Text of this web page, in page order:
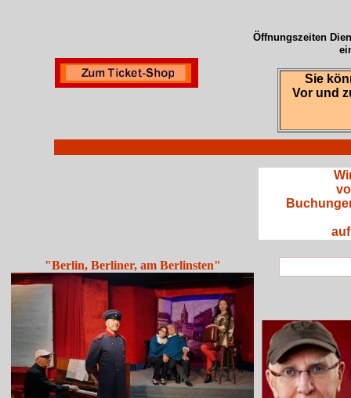
Öffnungszeiten
Sie
Vor und
"Berlin, Berliner, am Berlinsten"